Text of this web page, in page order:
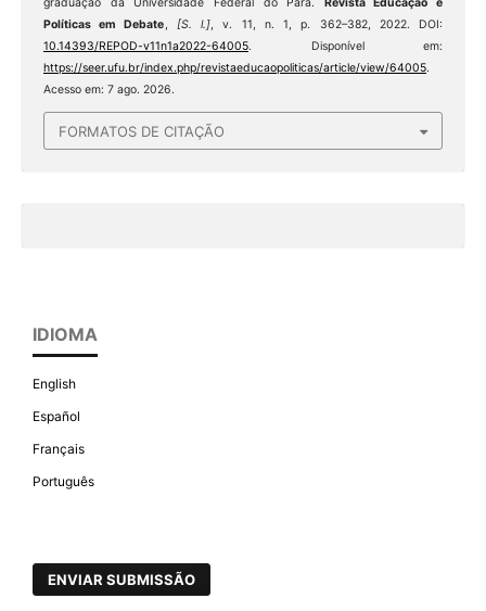
Políticas em Debate, [S. l.], v. 11, n. 1, p. 362–382, 2022. DOI:
10.14393/REPOD-v11n1a2022-64005. Disponível em:
https://seer.ufu.br/index.php/revistaeducaopoliticas/article/view/64005.
Acesso em: 7 ago. 2026.
FORMATOS DE CITAÇÃO
IDIOMA
English
Español
Français
Português
ENVIAR SUBMISSÃO